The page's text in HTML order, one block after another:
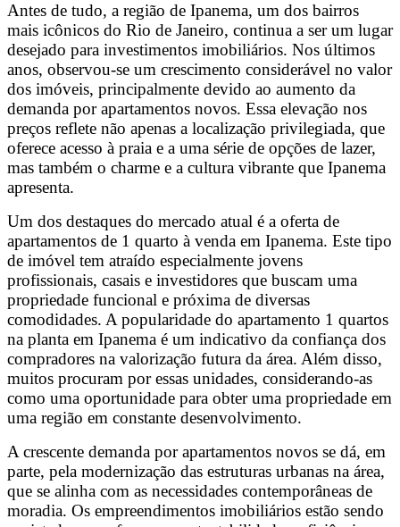
Antes de tudo, a região de Ipanema, um dos bairros
mais icônicos do Rio de Janeiro, continua a ser um lugar
desejado para investimentos imobiliários. Nos últimos
anos, observou-se um crescimento considerável no valor
dos imóveis, principalmente devido ao aumento da
demanda por apartamentos novos. Essa elevação nos
preços reflete não apenas a localização privilegiada, que
oferece acesso à praia e a uma série de opções de lazer,
mas também o charme e a cultura vibrante que Ipanema
apresenta.
Um dos destaques do mercado atual é a oferta de
apartamentos de 1 quarto à venda em Ipanema. Este tipo
de imóvel tem atraído especialmente jovens
profissionais, casais e investidores que buscam uma
propriedade funcional e próxima de diversas
comodidades. A popularidade do apartamento 1 quartos
na planta em Ipanema é um indicativo da confiança dos
compradores na valorização futura da área. Além disso,
muitos procuram por essas unidades, considerando-as
como uma oportunidade para obter uma propriedade em
uma região em constante desenvolvimento.
A crescente demanda por apartamentos novos se dá, em
parte, pela modernização das estruturas urbanas na área,
que se alinha com as necessidades contemporâneas de
moradia. Os empreendimentos imobiliários estão sendo